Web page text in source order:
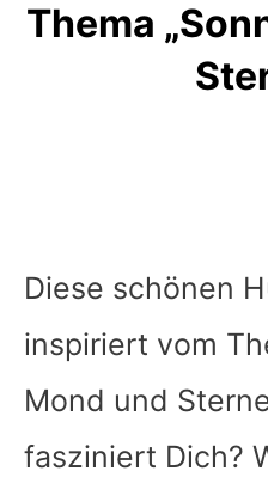
Thema
Diese schönen
inspiriert vom
Mond und
fasziniert Dich?